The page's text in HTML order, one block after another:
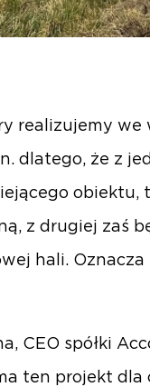
realizujemy we
dlatego, że z
obiektu,
z drugiej zaś
hali.
CEO spółki
ten projekt dla